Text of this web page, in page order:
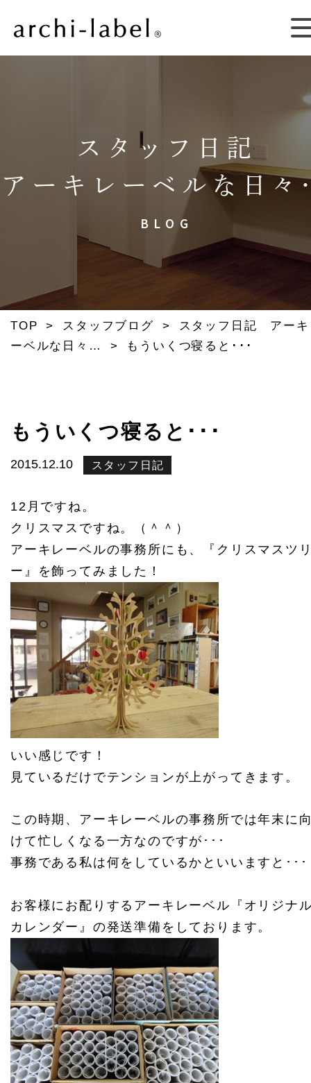
スタッフ日記
アーキレーベルな日
BLOG
TOP > スタッフブログ >
スタッフ日記 アーキ
ーベルな日々…
> もういくつ寝ると･･･
もういくつ寝ると･･･
2015.12.10 スタッフ日記
12月ですね。
クリスマスですね。（＾＾）
アーキレーベルの事務所にも、『クリスマスツ
ー』を飾ってみました！
いい感じです！
見ているだけでテンションが上がってきます。
この時期、アーキレーベルの事務所では年末に
けて忙しくなる一方なのですが･･･
事務である私は何をしているかといいますと･･･
お客様にお配りするアーキレーベル『オリジナ
カレンダー』の発送準備をしております。